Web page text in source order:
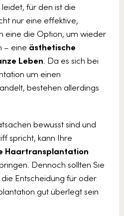
für den ist die
nur eine effektive,
eine die Option, um wieder
– eine ästhetische
Leben. Da es sich bei
um einen
bestehen allerdings
bewusst sind und
spricht, kann Ihre
Haartransplantation
Dennoch sollten Sie
Entscheidung für oder
gut überlegt sein